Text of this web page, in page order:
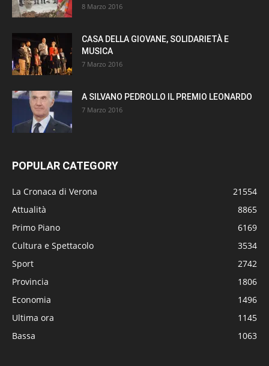
8 Marzo 2016
CASA DELLA GIOVANE, SOLIDARIETÀ E
MUSICA
7 Marzo 2016
A SILVANO PEDROLLO IL PREMIO LEONARDO
7 Marzo 2016
POPULAR CATEGORY
La Cronaca di Verona
21554
Attualità
8865
Primo Piano
6169
Cultura e Spettacolo
3534
Sport
2742
Provincia
1806
Economia
1496
Ultima ora
1145
Bassa
1063